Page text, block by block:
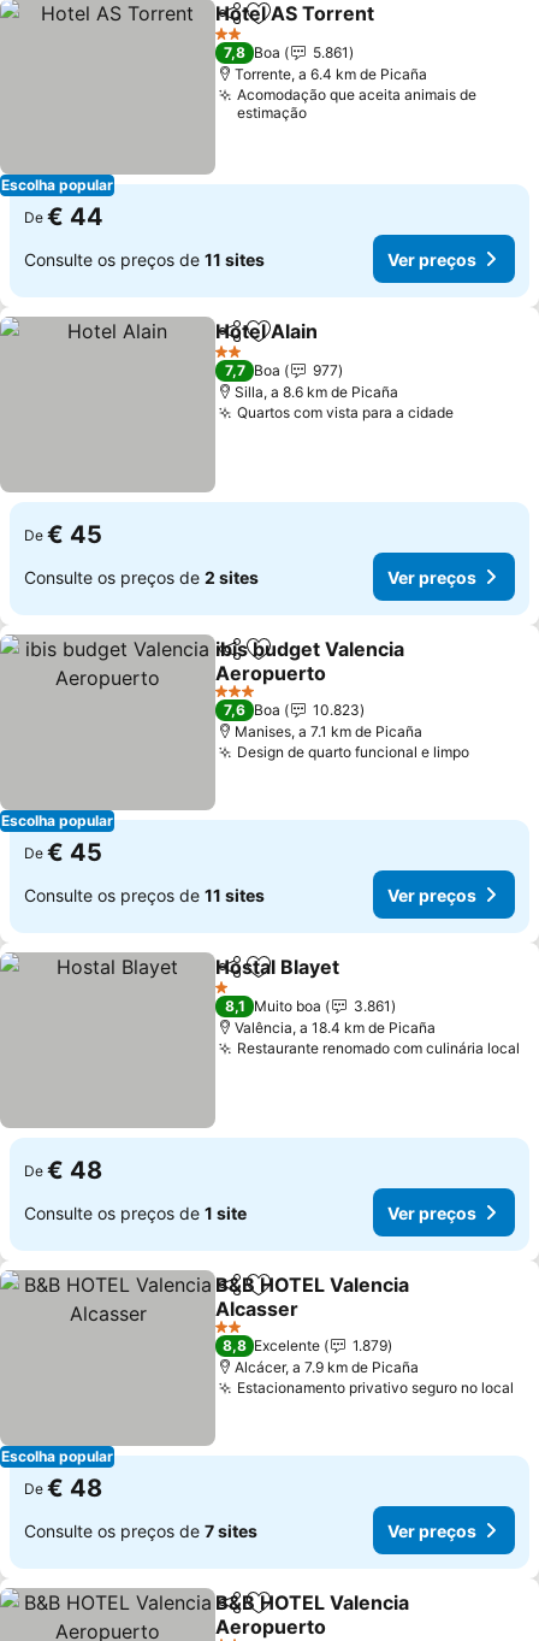
Escolha popular
PartilharAdicionar aos favoritos
Hotel AS Torrent
2 Estrelas
7,8 Boa
5.861
Torrente, a 6.4 km de Picaña
Acomodação que aceita animais de
estimação
De € 44
Consulte os preços de 11 sites Ver preços
PartilharAdicionar aos favoritos
Hotel Alain
2 Estrelas
7,7 Boa
977
Silla, a 8.6 km de Picaña
Quartos com vista para a cidade
De € 45
Consulte os preços de 2 sites Ver preços
Escolha popular
PartilharAdicionar aos favoritos
ibis budget Valencia
Aeropuerto
3 Estrelas
7,6 Boa
10.823
Manises, a 7.1 km de Picaña
Design de quarto funcional e limpo
De € 45
Consulte os preços de 11 sites Ver preços
PartilharAdicionar aos favoritos
Hostal Blayet
1 Estrelas
8,1 Muito boa
3.861
Valência, a 18.4 km de Picaña
Restaurante renomado com culinária local
De € 48
Consulte os preços de 1 site Ver preços
Escolha popular
PartilharAdicionar aos favoritos
B&B HOTEL Valencia
Alcasser
2 Estrelas
8,8 Excelente
1.879
Alcácer, a 7.9 km de Picaña
Estacionamento privativo seguro no local
De € 48
Consulte os preços de 7 sites Ver preços
PartilharAdicionar aos favoritos
B&B HOTEL Valencia
Aeropuerto